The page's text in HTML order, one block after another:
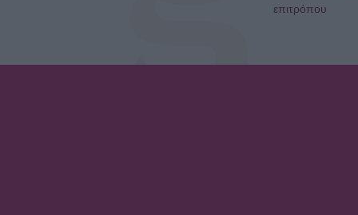
επιτρόπου